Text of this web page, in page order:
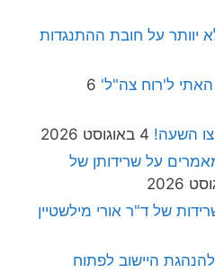
יוותר על חובת ההתנגדות
האתי ל'רוח צה"ל' 6
צו השעה! 4 באוגוסט 2026
על שרידותן של
של ד"ר אורי מילשטיין
היישוב לפתוח